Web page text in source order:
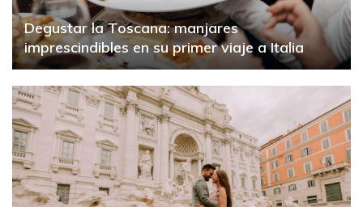
Degustar la Toscana: manjares
imprescindibles en su primer viaje a Italia